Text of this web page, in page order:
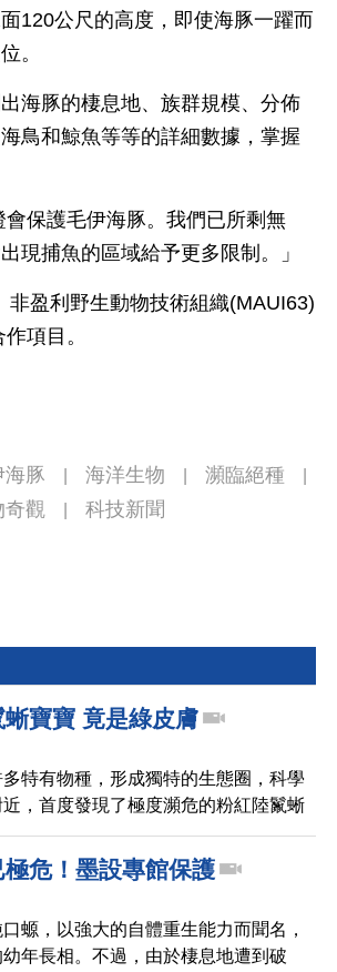
120公尺的高度，即使海豚一躍而
。
海豚的棲息地、族群規模、分佈
鳥和鯨魚等等的詳細數據，掌握
保護毛伊海豚。我們已所剩無
現捕魚的區域給予更多限制。」
盈利野生動物技術組織(MAUI63)
項目。
海豚 海洋生物 瀕臨絕種
奇觀 科技新聞
寶寶 竟是綠皮膚
特有物種，形成獨特的生態圈，科學
，首度發現了極度瀕危的粉紅陸鬣蜥
隻，新生命的誕生就是這個物種的大
極危！墨設專館保護
螈，以強大的自體重生能力而聞名，
年長相。不過，由於棲息地遭到破